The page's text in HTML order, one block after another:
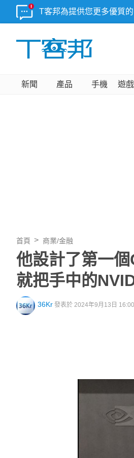
T客邦為提供您更多優質
新聞 產品 手機 遊
首頁 商業/金融
他設計了第一
就把手中的
36Kr 發表於 2024年9月13日 16:00